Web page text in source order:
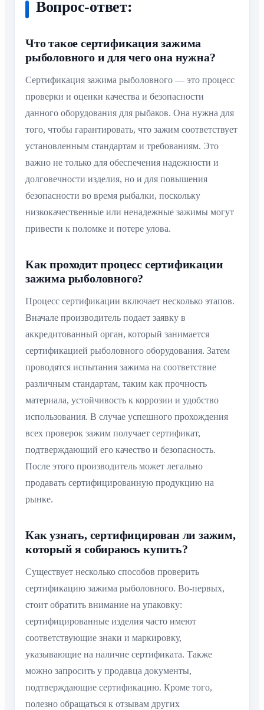
Вопрос-ответ:
Что такое сертификация зажима
рыболовного и для чего она нужна?
Сертификация зажима рыболовного — это процесс
проверки и оценки качества и безопасности
данного оборудования для рыбаков. Она нужна для
того, чтобы гарантировать, что зажим соответствует
установленным стандартам и требованиям. Это
важно не только для обеспечения надежности и
долговечности изделия, но и для повышения
безопасности во время рыбалки, поскольку
низкокачественные или ненадежные зажимы могут
привести к поломке и потере улова.
Как проходит процесс сертификации
зажима рыболовного?
Процесс сертификации включает несколько этапов.
Вначале производитель подает заявку в
аккредитованный орган, который занимается
сертификацией рыболовного оборудования. Затем
проводятся испытания зажима на соответствие
различным стандартам, таким как прочность
материала, устойчивость к коррозии и удобство
использования. В случае успешного прохождения
всех проверок зажим получает сертификат,
подтверждающий его качество и безопасность.
После этого производитель может легально
продавать сертифицированную продукцию на
рынке.
Как узнать, сертифицирован ли зажим,
который я собираюсь купить?
Существует несколько способов проверить
сертификацию зажима рыболовного. Во-первых,
стоит обратить внимание на упаковку:
сертифицированные изделия часто имеют
соответствующие знаки и маркировку,
указывающие на наличие сертификата. Также
можно запросить у продавца документы,
подтверждающие сертификацию. Кроме того,
полезно обращаться к отзывам других